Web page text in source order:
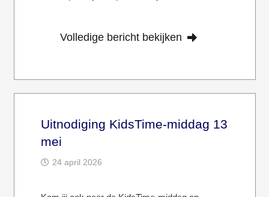
Volledige bericht bekijken
Uitnodiging KidsTime-middag 13
mei
24 april 2026